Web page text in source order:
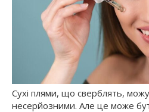
Сухі плями, що сверблять,
несерйозними. Але це може